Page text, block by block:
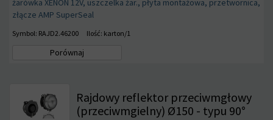
żarówka XENON 12V, uszczelka żar., płyta montażowa, przetwornica,
złącze AMP SuperSeal
Symbol: RAJD2.46200 Ilość: karton/1
Porównaj
Rajdowy reflektor przeciwmgłowy
(przeciwmgielny) Ø150 - typu 90°